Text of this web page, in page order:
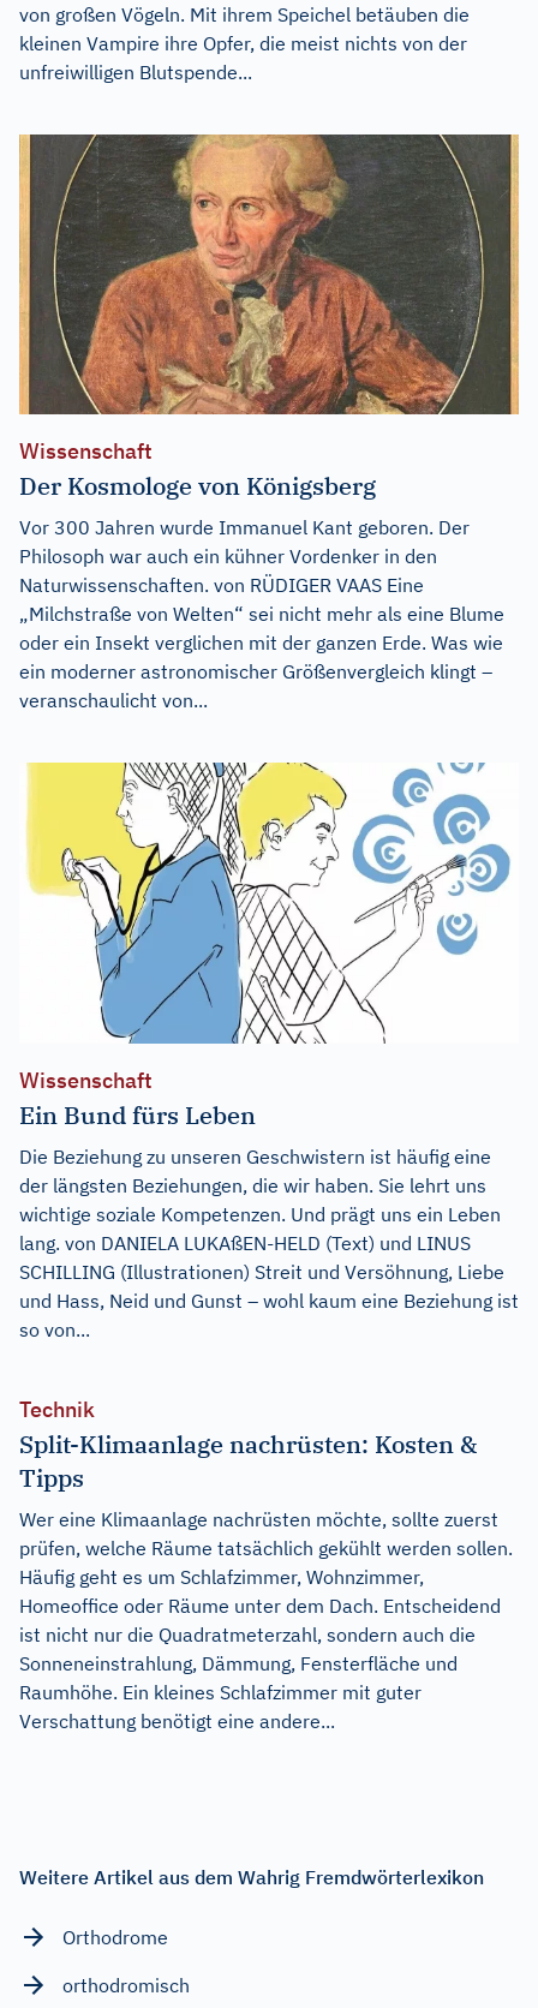
von großen Vögeln. Mit ihrem Speichel betäuben die
kleinen Vampire ihre Opfer, die meist nichts von der
unfreiwilligen Blutspende...
Wissenschaft
Der Kosmologe von Königsberg
Vor 300 Jahren wurde Immanuel Kant geboren. Der
Philosoph war auch ein kühner Vordenker in den
Naturwissenschaften. von RÜDIGER VAAS Eine
„Milchstraße von Welten“ sei nicht mehr als eine Blume
oder ein Insekt verglichen mit der ganzen Erde. Was wie
ein moderner astronomischer Größenvergleich klingt –
veranschaulicht von...
Wissenschaft
Ein Bund fürs Leben
Die Beziehung zu unseren Geschwistern ist häufig eine
der längsten Beziehungen, die wir haben. Sie lehrt uns
wichtige soziale Kompetenzen. Und prägt uns ein Leben
lang. von DANIELA LUKAßEN-HELD (Text) und LINUS
SCHILLING (Illustrationen) Streit und Versöhnung, Liebe
und Hass, Neid und Gunst – wohl kaum eine Beziehung ist
so von...
Technik
Split-Klimaanlage nachrüsten: Kosten &
Tipps
Wer eine Klimaanlage nachrüsten möchte, sollte zuerst
prüfen, welche Räume tatsächlich gekühlt werden sollen.
Häufig geht es um Schlafzimmer, Wohnzimmer,
Homeoffice oder Räume unter dem Dach. Entscheidend
ist nicht nur die Quadratmeterzahl, sondern auch die
Sonneneinstrahlung, Dämmung, Fensterfläche und
Raumhöhe. Ein kleines Schlafzimmer mit guter
Verschattung benötigt eine andere...
Weitere Artikel aus dem Wahrig Fremdwörterlexikon
Orthodrome
orthodromisch